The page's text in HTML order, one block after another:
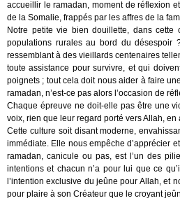
accueillir le ramadan, moment de réflexion
de la Somalie, frappés par les affres de la
Notre petite vie bien douillette, dans
populations rurales au bord du désespoir
ressemblant à des vieillards centenaires
toute assistance pour survivre, et qui
poignets ; tout cela doit nous aider à faire
ramadan, n’est-ce pas alors l’occasion de
Chaque épreuve ne doit-elle pas être une
voix, rien que leur regard porté vers Allah,
Cette culture soit disant moderne,
immédiate. Elle nous empêche d’apprécier
ramadan, canicule ou pas, est l’un des
intentions et chacun n’a pour lui que ce
l’intention exclusive du jeûne pour Allah, et
pour plaire à son Créateur que le croyant